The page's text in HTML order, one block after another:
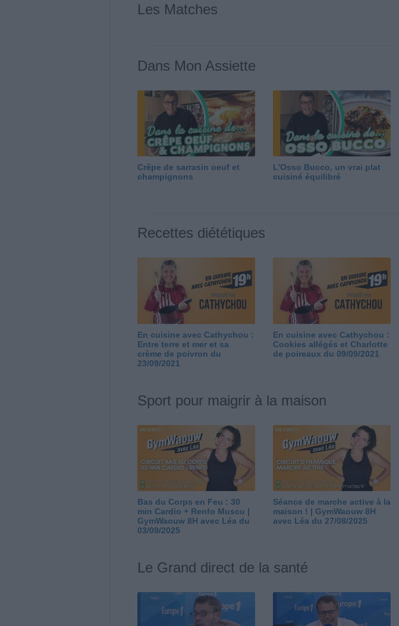
Les Matches
Dans Mon Assiette
Crêpe de sarrasin oeuf et
champignons
L'Osso Bucco, un vrai plat
cuisiné équilibré
Recettes diététiques
En cuisine avec Cathychou :
Entre terre et mer et sa
crème de poivron du
23/09/2021
En cuisine avec Cathychou :
Cookies allégés et Charlotte
de poireaux du 09/09/2021
Sport pour maigrir à la maison
Bas du Corps en Feu : 30
min Cardio + Renfo Muscu |
GymWaouw 8H avec Léa du
03/09/2025
Séance de marche active à la
maison ! | GymWaouw 8H
avec Léa du 27/08/2025
Le Grand direct de la santé